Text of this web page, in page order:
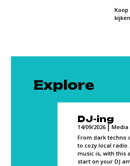
Explore
DJ-ing
14/09/2026
Media
From dark techno
to cozy local
music is, with this
start on your DJ